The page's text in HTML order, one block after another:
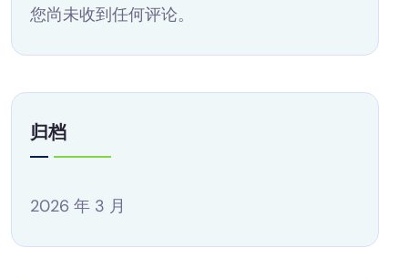
您尚未收到任何评论。
归档
2026 年 3 月